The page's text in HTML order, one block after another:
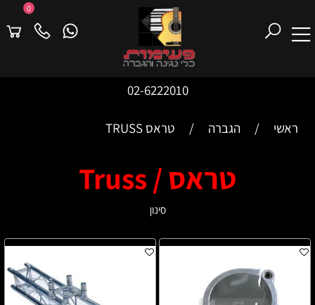
02-6222010
0
ראשי / הגברה / טראס TRUSS
טראס / Truss
סינון